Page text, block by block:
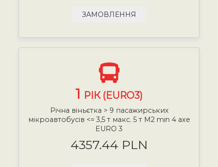
ЗАМОВЛЕННЯ
1 РІК (EURO3)
Річна віньєтка > 9 пасажирських
мікроавтобусів <= 3,5 т макс. 5 т М2 min 4 axe
EURO 3
4357.44 PLN